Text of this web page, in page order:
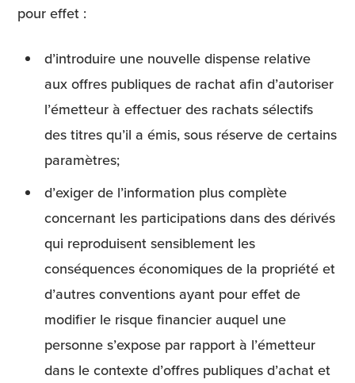
pour effet :
d’introduire une nouvelle dispense relative
aux offres publiques de rachat afin d’autoriser
l’émetteur à effectuer des rachats sélectifs
des titres qu’il a émis, sous réserve de certains
paramètres;
d’exiger de l’information plus complète
concernant les participations dans des dérivés
qui reproduisent sensiblement les
conséquences économiques de la propriété et
d’autres conventions ayant pour effet de
modifier le risque financier auquel une
personne s’expose par rapport à l’émetteur
dans le contexte d’offres publiques d’achat et